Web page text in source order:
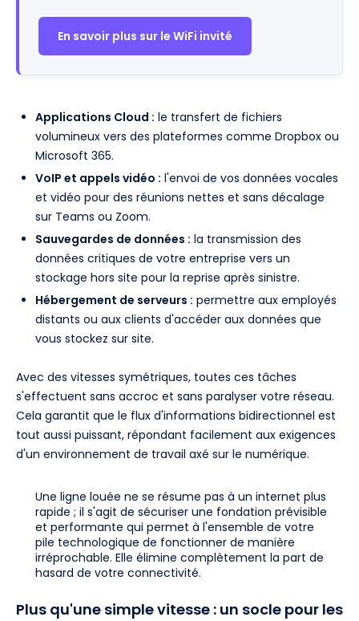
En savoir plus sur le WiFi invité
Applications Cloud : le transfert de fichiers
volumineux vers des plateformes comme Dropbox ou
Microsoft 365.
VoIP et appels vidéo : l'envoi de vos données vocales
et vidéo pour des réunions nettes et sans décalage
sur Teams ou Zoom.
Sauvegardes de données : la transmission des
données critiques de votre entreprise vers un
stockage hors site pour la reprise après sinistre.
Hébergement de serveurs : permettre aux employés
distants ou aux clients d'accéder aux données que
vous stockez sur site.
Avec des vitesses symétriques, toutes ces tâches
s'effectuent sans accroc et sans paralyser votre réseau.
Cela garantit que le flux d'informations bidirectionnel est
tout aussi puissant, répondant facilement aux exigences
d'un environnement de travail axé sur le numérique.
Une ligne louée ne se résume pas à un internet plus
rapide ; il s'agit de sécuriser une fondation prévisible
et performante qui permet à l'ensemble de votre
pile technologique de fonctionner de manière
irréprochable. Elle élimine complètement la part de
hasard de votre connectivité.
Plus qu'une simple vitesse : un socle pour les